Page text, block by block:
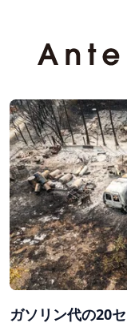
ガソリン代の20